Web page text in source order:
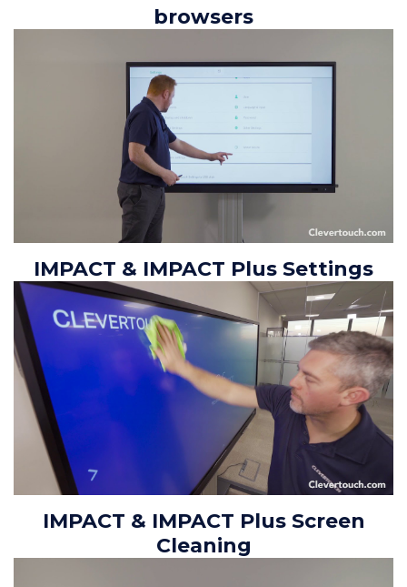
browsers
IMPACT & IMPACT Plus Settings
IMPACT & IMPACT Plus Screen
Cleaning